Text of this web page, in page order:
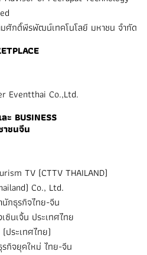
ศักดิ์พีรพัฒน์เทคโนโลยี มหาชน จำกัด
Eventthai Co.,Ltd.
BUSINESS
าชนจีน
TV (CTTV THAILAND)
Co., Ltd.
นักธุรกิจไทย-จีน
ซินเจิ้น ประเทศไทย
ประเทศไทย)
รกิจยุคใหม่ ไทย-จีน